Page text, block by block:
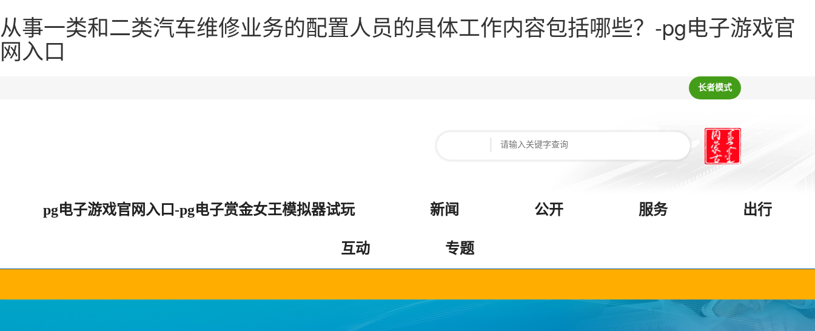
从事一类和二类汽车维修业务的配置人员的具体工作内容包括哪些？-pg电子游戏官
网入口
长者模式
pg电子游戏官网入口-pg电子赏金女王模拟器试玩 新闻 公开 服务 出行
互动 专题